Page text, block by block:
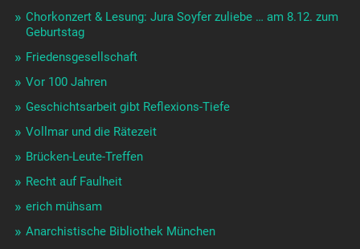
Chorkonzert & Lesung: Jura Soyfer zuliebe … am 8.12. zum
Geburtstag
Friedensgesellschaft
Vor 100 Jahren
Geschichtsarbeit gibt Reflexions-Tiefe
Vollmar und die Rätezeit
Brücken-Leute-Treffen
Recht auf Faulheit
erich mühsam
Anarchistische Bibliothek München